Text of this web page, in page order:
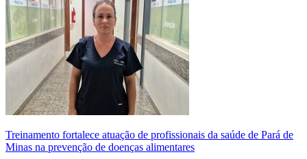
Treinamento fortalece atuação de profissionais da saúde de Pará de
Minas na prevenção de doenças alimentares